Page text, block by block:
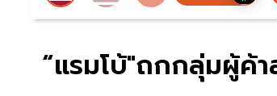
“แรมโบ้"ถกกลุ่มผู้ค้